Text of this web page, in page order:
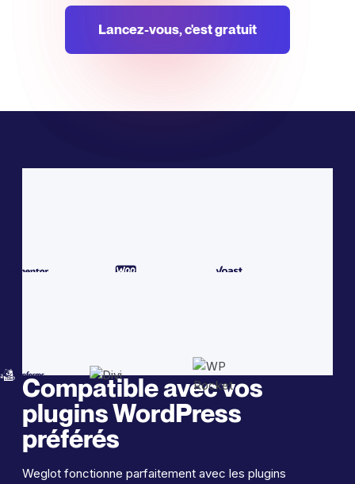
Lancez-vous, c'est gratuit
Compatible avec vos
plugins WordPress
préférés
Weglot fonctionne parfaitement avec les plugins